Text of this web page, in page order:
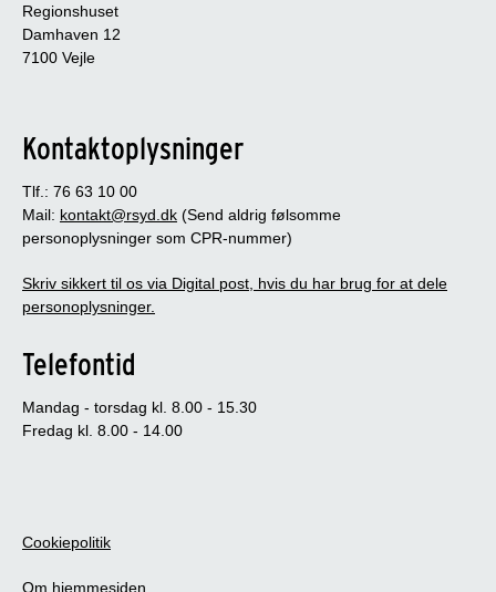
Regionshuset
Damhaven 12
7100 Vejle
Kontaktoplysninger
Tlf.: 76 63 10 00
Mail: kontakt@rsyd.dk (Send aldrig følsomme
personoplysninger som CPR-nummer)
Skriv sikkert til os via Digital post, hvis du har brug for at dele
personoplysninger.
Telefontid
Mandag - torsdag kl. 8.00 - 15.30
Fredag kl. 8.00 - 14.00
Cookiepolitik
Om hjemmesiden